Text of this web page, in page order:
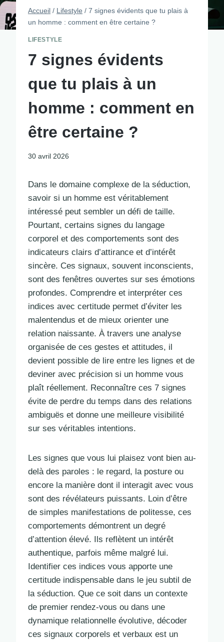
Accueil / Lifestyle / 7 signes évidents que tu plais à
un homme : comment en être certaine ?
LIFESTYLE
7 signes évidents
que tu plais à un
homme : comment en
être certaine ?
30 avril 2026
Dans le domaine complexe de la séduction,
savoir si un homme est véritablement
intéressé peut sembler un défi de taille.
Pourtant, certains signes du langage
corporel et des comportements sont des
indicateurs clairs d’attirance et d’intérêt
sincère. Ces signaux, souvent inconscients,
sont des fenêtres ouvertes sur ses émotions
profondes. Comprendre et interpréter ces
indices avec certitude permet d’éviter les
malentendus et de mieux orienter une
relation naissante. À travers une analyse
organisée de ces gestes et attitudes, il
devient possible de lire entre les lignes et de
deviner avec précision si un homme vous
plaît réellement. Reconnaître ces 7 signes
évite de perdre du temps dans des relations
ambiguës et donne une meilleure visibilité
sur ses véritables intentions.
Les signes que vous lui plaisez vont bien au-
delà des paroles : le regard, la posture ou
encore la manière dont il interagit avec vous
sont des révélateurs puissants. Loin d’être
de simples manifestations de politesse, ces
comportements démontrent un degré
d’attention élevé. Ils reflètent un intérêt
authentique, parfois même malgré lui.
Identifier ces indices vous apporte une
certitude indispensable dans le jeu subtil de
la séduction. Que ce soit dans un contexte
de premier rendez-vous ou dans une
dynamique relationnelle évolutive, décoder
ces signaux corporels et verbaux est un